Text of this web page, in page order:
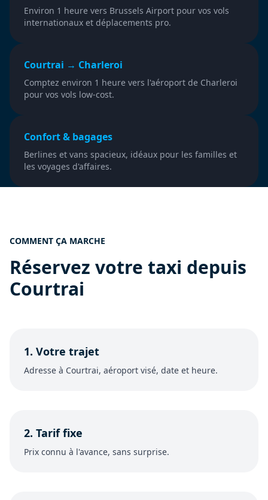
Environ 1 heure vers Brussels Airport pour vos vols
internationaux et déplacements pro.
Courtrai → Charleroi
Comptez environ 1 heure vers l'aéroport de Charleroi
pour vos vols low-cost.
Confort & bagages
Berlines et vans spacieux, idéaux pour les familles et
les voyages d'affaires.
COMMENT ÇA MARCHE
Réservez votre taxi depuis
Courtrai
1. Votre trajet
Adresse à Courtrai, aéroport visé, date et heure.
2. Tarif fixe
Prix connu à l'avance, sans surprise.